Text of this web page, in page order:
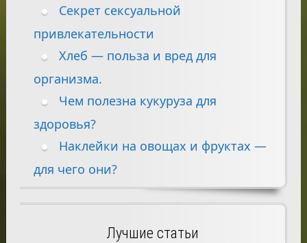
Секрет сексуальной
привлекательности
Хлеб — польза и вред для
организма.
Чем полезна кукуруза для
здоровья?
Наклейки на овощах и фруктах —
для чего они?
Лучшие статьи